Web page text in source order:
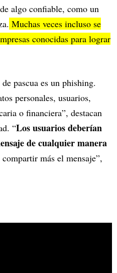
algo confiable, como un
Muchas veces incluso se
conocidas para lograr
pascua es un phishing.
personales, usuarios,
o financiera”, destacan
“Los usuarios deberían
de cualquier manera
más el mensaje”,